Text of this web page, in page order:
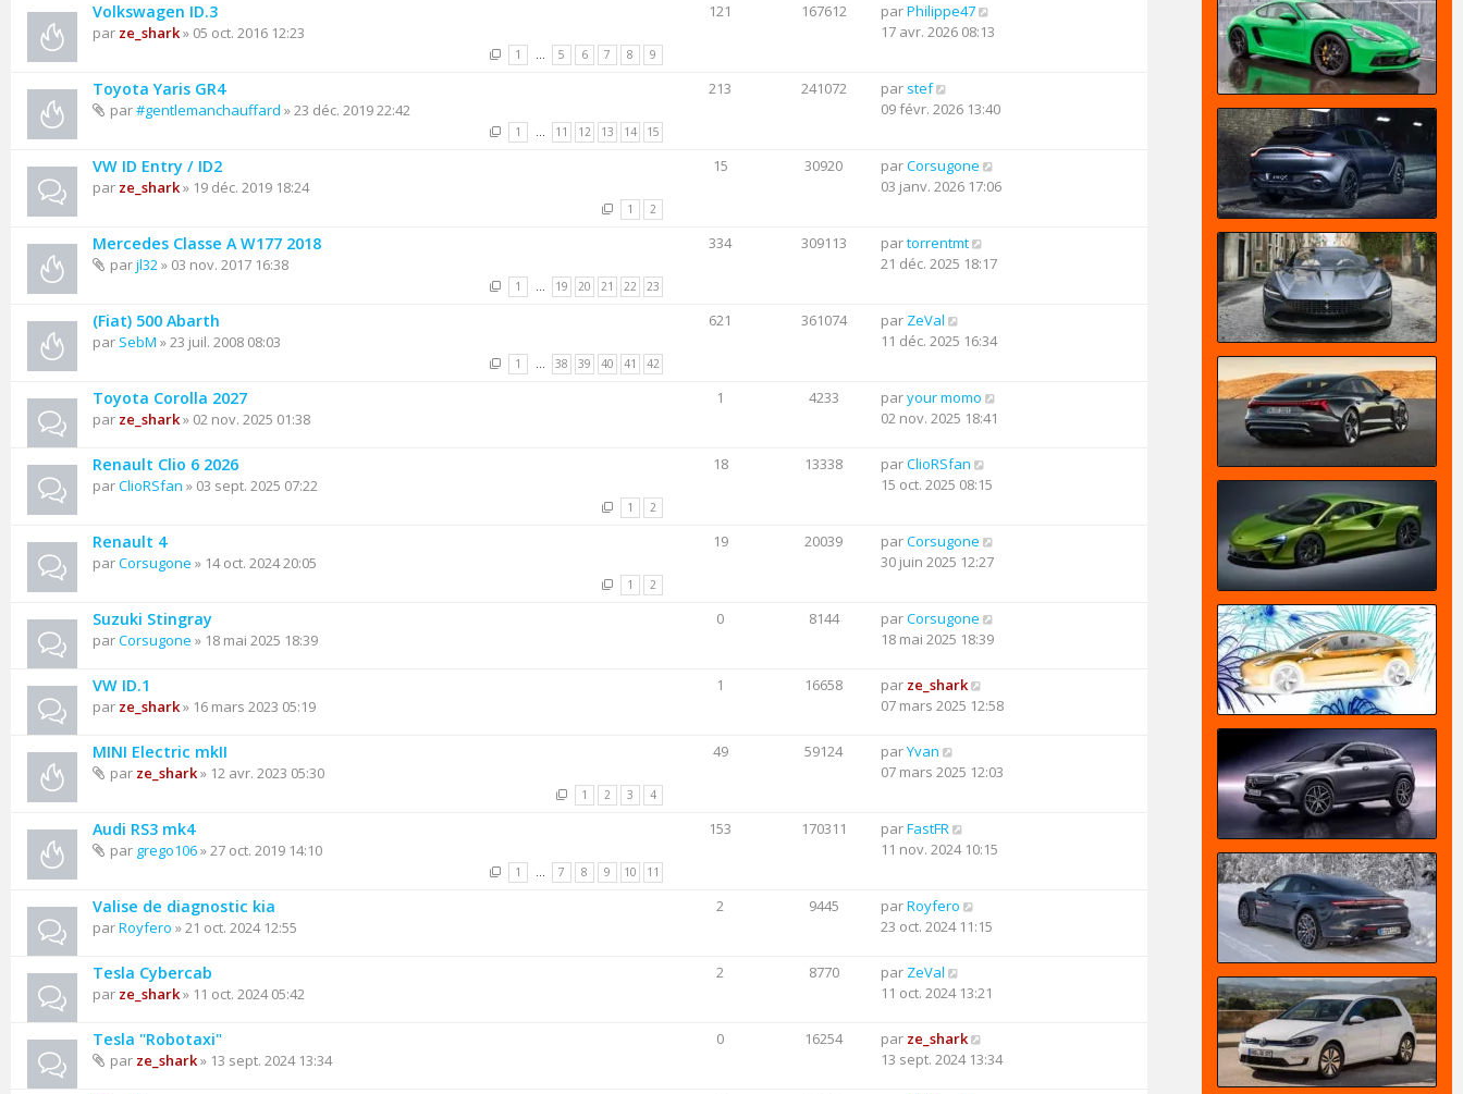
Volkswagen ID.3
par ze_shark» 05 oct. 2016 12:23
1 … 5 6 7 8 9
121 167612 parPhilippe47
17 avr. 2026 08:13
Toyota Yaris GR4
par#gentlemanchauffard » 23 déc. 2019 22:42
1 … 11 12 13 14 15
213 241072 par stef
09 févr. 2026 13:40
VW ID Entry / ID2
par ze_shark» 19 déc. 2019 18:24
1 2
15 30920 parCorsugone
03 janv. 2026 17:06
Mercedes Classe A W177 2018
parjl32» 03 nov. 2017 16:38
1 … 19 20 21 22 23
334 309113 partorrentmt
21 déc. 2025 18:17
(Fiat) 500 Abarth
par SebM » 23 juil. 2008 08:03
1 … 38 39 40 41 42
621 361074 par ZeVal
11 déc. 2025 16:34
Toyota Corolla 2027
par ze_shark» 02 nov. 2025 01:38
1 4233 paryour momo
02 nov. 2025 18:41
Renault Clio 6 2026
parClioRSfan » 03 sept. 2025 07:22
1 2
18 13338 parClioRSfan
15 oct. 2025 08:15
Renault 4
parCorsugone » 14 oct. 2024 20:05
1 2
19 20039 parCorsugone
30 juin 2025 12:27
Suzuki Stingray
parCorsugone » 18 mai 2025 18:39
0 8144 parCorsugone
18 mai 2025 18:39
VW ID.1
par ze_shark» 16 mars 2023 05:19
1 16658 par ze_shark
07 mars 2025 12:58
MINI Electric mkII
par ze_shark» 12 avr. 2023 05:30
1 2 3 4
49 59124 parYvan
07 mars 2025 12:03
Audi RS3 mk4
par grego106» 27 oct. 2019 14:10
1 … 7 8 9 10 11
153 170311 parFastFR
11 nov. 2024 10:15
Valise de diagnostic kia
parRoyfero » 21 oct. 2024 12:55
2 9445 parRoyfero
23 oct. 2024 11:15
Tesla Cybercab
par ze_shark» 11 oct. 2024 05:42
2 8770 par ZeVal
11 oct. 2024 13:21
Tesla "Robotaxi"
par ze_shark» 13 sept. 2024 13:34
0 16254 par ze_shark
13 sept. 2024 13:34